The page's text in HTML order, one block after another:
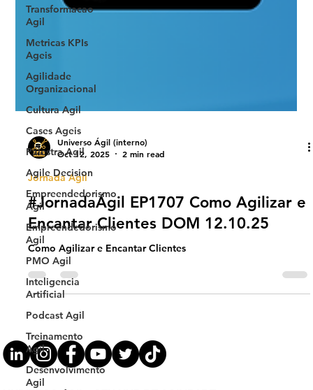
Transformacao
Agil
Metricas KPIs
Ageis
Agilidade
Organizacional
Cultura Agil
Cases Ageis
Palestra Agil
Agile Decision
Empreendedorismo
Ágil
Empreendedorismo
Agil
PMO Agil
Inteligencia
Artificial
Podcast Agil
Treinamento
Agil
Desenvolvimento
Agil
Universo Ágil (interno)
Oct 12, 2025
2 min read
Jornada Agil
#JornadaÁgil EP1707 Como Agilizar e
Encantar Clientes DOM 12.10.25
Como Agilizar e Encantar Clientes